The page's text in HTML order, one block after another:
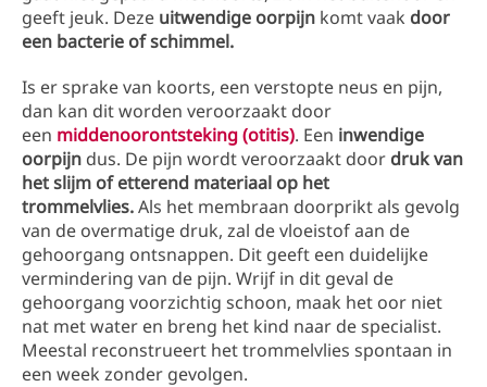
geeft jeuk. Deze uitwendige oorpijn komt vaak door
een bacterie of schimmel.
Is er sprake van koorts, een verstopte neus en pijn,
dan kan dit worden veroorzaakt door
een middenoorontsteking (otitis). Een inwendige
oorpijn dus. De pijn wordt veroorzaakt door druk van
het slijm of etterend materiaal op het
trommelvlies.Als het membraan doorprikt als gevolg
van de overmatige druk, zal de vloeistof aan de
gehoorgang ontsnappen. Dit geeft een duidelijke
vermindering van de pijn. Wrijf in dit geval de
gehoorgang voorzichtig schoon, maak het oor niet
nat met water en breng het kind naar de specialist.
Meestal reconstrueert het trommelvlies spontaan in
een week zonder gevolgen.